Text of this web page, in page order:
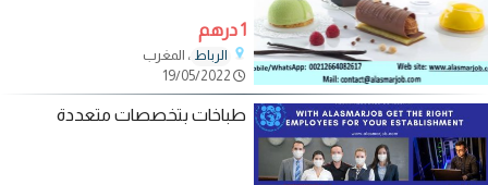
1 درهم
الرباط ، المغرب
طباخات بتخصصات متعددة